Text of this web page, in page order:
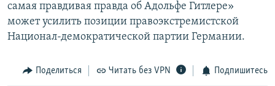
самая правдивая правда об Адольфе Гитлере»
может усилить позиции правоэкстремистской
Национал-демократической партии Германии.
Поделиться Читать без VPN Подпишитесь